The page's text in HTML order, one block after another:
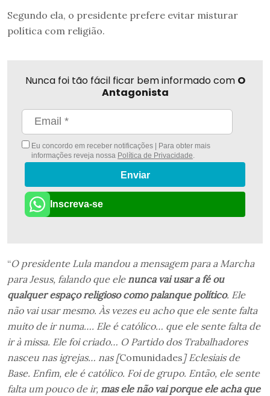
Segundo ela, o presidente prefere evitar misturar
política com religião.
Nunca foi tão fácil ficar bem informado com O
Antagonista
Eu concordo em receber notificações | Para obter mais
informações reveja nossa Política de Privacidade
Enviar
Inscreva-se
“O presidente Lula mandou a mensagem para a Marcha
para Jesus, falando que elenunca vai usar a fé ou
qualquer espaço religioso como palanque político. Ele
não vai usar mesmo. Às vezes eu acho que ele sente falta
muito de ir numa…. Ele é católico… que ele sente falta de
ir à missa. Ele foi criado… O Partido dos Trabalhadores
nasceu nas igrejas… nas [Comunidades ] Eclesiais de
Base. Enfim, ele é católico. Foi de grupo. Então, ele sente
falta um pouco de ir, mas ele não vai porque ele acha que